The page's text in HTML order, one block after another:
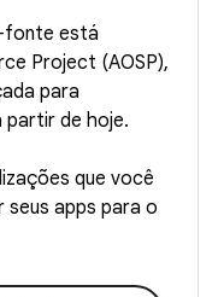
fonte está
Project (AOSP),
para
partir de hoje.
que você
apps para o